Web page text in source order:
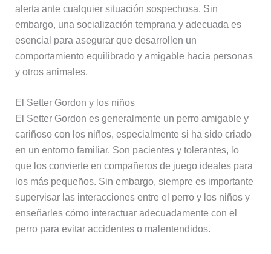
alerta ante cualquier situación sospechosa. Sin
embargo, una socialización temprana y adecuada es
esencial para asegurar que desarrollen un
comportamiento equilibrado y amigable hacia personas
y otros animales.
El Setter Gordon y los niños
El Setter Gordon es generalmente un perro amigable y
cariñoso con los niños, especialmente si ha sido criado
en un entorno familiar. Son pacientes y tolerantes, lo
que los convierte en compañeros de juego ideales para
los más pequeños. Sin embargo, siempre es importante
supervisar las interacciones entre el perro y los niños y
enseñarles cómo interactuar adecuadamente con el
perro para evitar accidentes o malentendidos.